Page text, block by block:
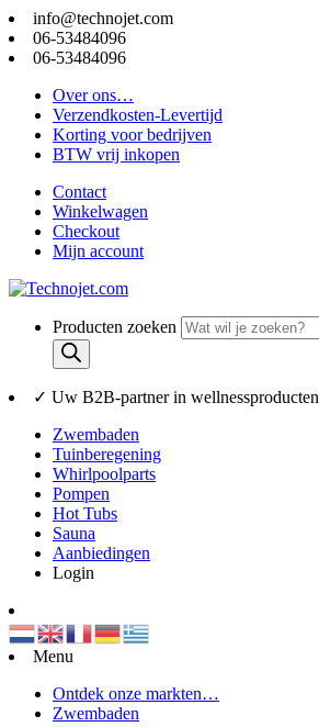
info@technojet.com
06-53484096
06-53484096
Over ons…
Verzendkosten-Levertijd
Korting voor bedrijven
BTW vrij inkopen
Contact
Winkelwagen
Checkout
Mijn account
Producten zoeken
✓ Uw B2B-partner in wellnessproducten
Zwembaden
Tuinberegening
Whirlpoolparts
Pompen
Hot Tubs
Sauna
Aanbiedingen
Login
Menu
Ontdek onze markten…
Zwembaden